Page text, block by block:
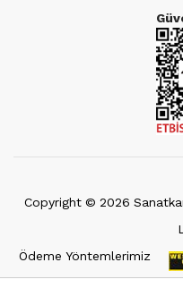
Copyright © 2026
Ödeme Yöntemlerimiz